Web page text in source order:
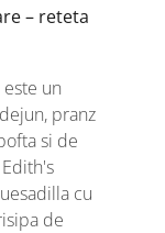
– reteta
un
pranz
si de
cu
de